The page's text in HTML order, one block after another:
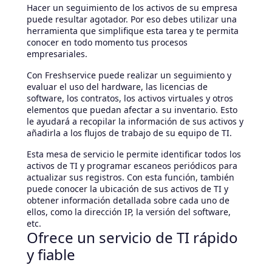
Hacer un seguimiento de los activos de su empresa
puede resultar agotador. Por eso debes utilizar una
herramienta que simplifique esta tarea y te permita
conocer en todo momento tus procesos
empresariales.
Con Freshservice puede realizar un seguimiento y
evaluar el uso del hardware, las licencias de
software, los contratos, los activos virtuales y otros
elementos que puedan afectar a su inventario. Esto
le ayudará a recopilar la información de sus activos y
añadirla a los flujos de trabajo de su equipo de TI.
Esta mesa de servicio le permite identificar todos los
activos de TI y programar escaneos periódicos para
actualizar sus registros. Con esta función, también
puede conocer la ubicación de sus activos de TI y
obtener información detallada sobre cada uno de
ellos, como la dirección IP, la versión del software,
etc.
Ofrece un servicio de TI rápido
y fiable